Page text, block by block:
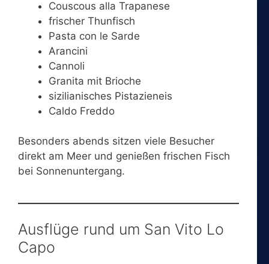
Couscous alla Trapanese
frischer Thunfisch
Pasta con le Sarde
Arancini
Cannoli
Granita mit Brioche
sizilianisches Pistazieneis
Caldo Freddo
Besonders abends sitzen viele Besucher
direkt am Meer und genießen frischen Fisch
bei Sonnenuntergang.
Ausflüge rund um San Vito Lo
Capo